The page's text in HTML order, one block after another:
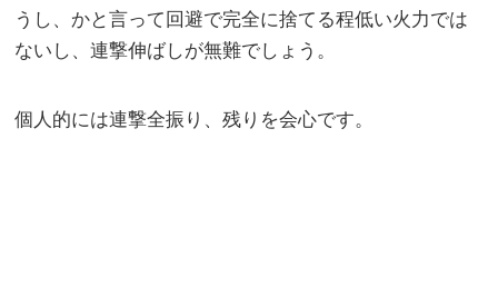
うし、かと言って回避で完全に捨てる程低い火力では
ないし、連撃伸ばしが無難でしょう。
個人的には連撃全振り、残りを会心です。